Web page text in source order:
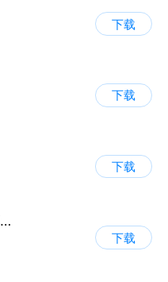
下载
下载
下载
金石智运网络货运平台
下载